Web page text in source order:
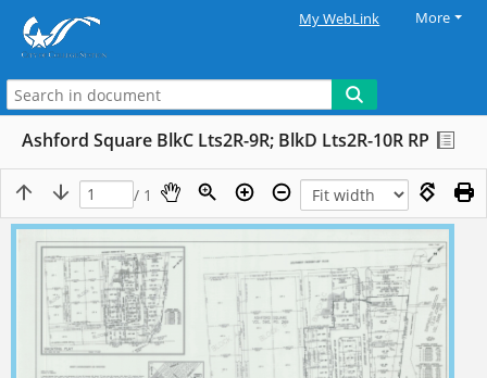
My WebLink More
Ashford Square BlkC Lts2R-9R; BlkD Lts2R-10R RP
/ 1